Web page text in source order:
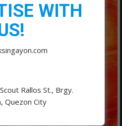
WITH
Rallos St., Brgy.
Quezon City